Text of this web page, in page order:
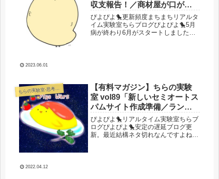
収支報告！／商材屋が口が裂
けても言わない不都合な真実
を映し出すグラフがついに出
来上がったぜええ！」
ぴよぴよ🐤更新頻度まちまちリアルタ
イム実験室ちらブログぴよぴよ🐤5月
病が終わり6月がスタートしました
2023.06.01
ちらの実験室-思考・失敗談・リアルタイム実況等を発信します-
【有料マガジン】ちらの実験
室 vol89「新しいセミオートス
パムサイト作成準備／ランニ
ングして夏バテ()／メディアに
おける気持ち良さについて考
察してた。それが指名検索に
ぴよぴよ🐤リアルタイム実験室ちらブ
ログぴよぴよ🐤安定の遅延ブログ更
新。最近結構ネタ切れなんですよね。
2022.04.12